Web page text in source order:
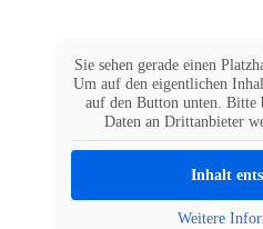
Sie sehen gerade einen
Um auf den eigentlichen
auf den Button unten. Bitte
Daten an Drittanbieter
Inhalt
Weitere